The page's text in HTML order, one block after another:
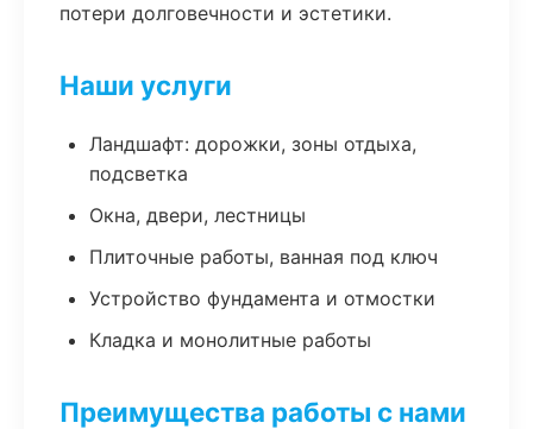
потери долговечности и эстетики.
Наши услуги
Ландшафт: дорожки, зоны отдыха,
подсветка
Окна, двери, лестницы
Плиточные работы, ванная под ключ
Устройство фундамента и отмостки
Кладка и монолитные работы
Преимущества работы с нами